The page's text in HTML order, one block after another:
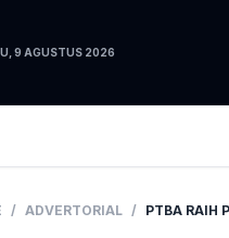
9 AGUSTUS 2026
/ ADVERTORIAL /